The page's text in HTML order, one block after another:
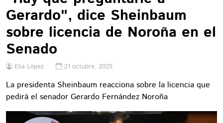
Gerardo", dice Sheinbaum
sobre licencia de Noroña en el
Senado
Elia López 21 octubre, 2025
La presidenta Sheinbaum reacciona sobre la licencia que
pedirá el senador Gerardo Fernández Noroña